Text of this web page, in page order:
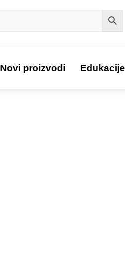
Novi proizvodi Edukacije